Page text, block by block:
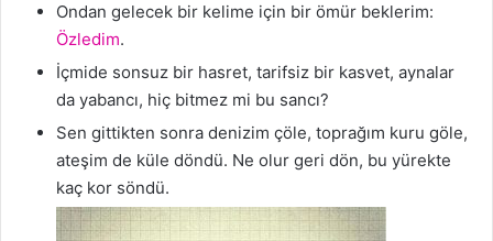
Ondan gelecek bir kelime için bir ömür beklerim:
Özledim.
İçmide sonsuz bir hasret, tarifsiz bir kasvet, aynalar
da yabancı, hiç bitmez mi bu sancı?
Sen gittikten sonra denizim çöle, toprağım kuru göle,
ateşim de küle döndü. Ne olur geri dön, bu yürekte
kaç kor söndü.